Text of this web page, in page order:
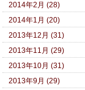
2014年2月 (28)
2014年1月 (20)
2013年12月 (31)
2013年11月 (29)
2013年10月 (31)
2013年9月 (29)